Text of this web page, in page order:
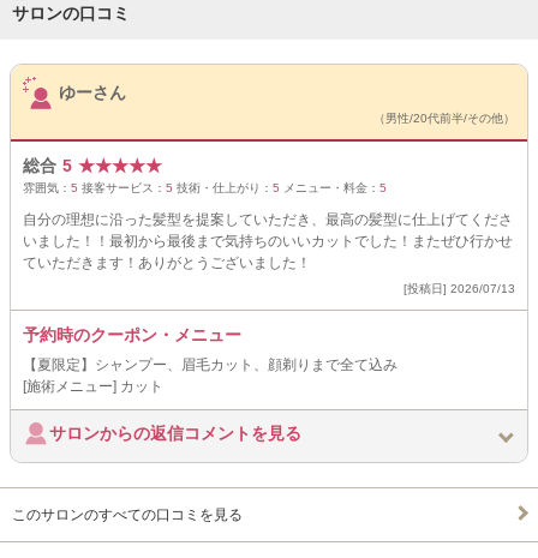
サロンの口コミ
サロンPick Up
ゆーさん
（男性/20代前半/その他）
総合 5 ★★★★★
雰囲気： 5 接客サービス： 5 技術・仕上がり： 5 メニュー・料金： 5
自分の理想に沿った髪型を提案していただき、最高の髪型に仕上げてくださ
いました！！最初から最後まで気持ちのいいカットでした！またぜひ行かせ
ていただきます！ありがとうございました！
[投稿日] 2026/07/13
予約時のクーポン・メニュー
【夏限定】シャンプー、眉毛カット、顔剃りまで全て込み
[施術メニュー] カット
サロンからの返信コメントを見る
このサロンのすべての口コミを見る